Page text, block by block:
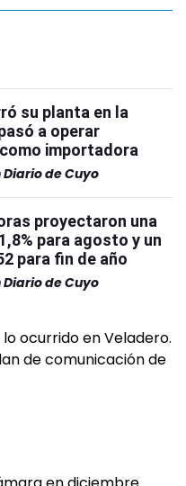
su planta en la
a operar
importadora
de Cuyo
proyectaron una
para agosto y un
para fin de año
de Cuyo
ocurrido en Veladero.
de comunicación de